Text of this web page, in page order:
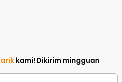
kami! Dikirim mingguan